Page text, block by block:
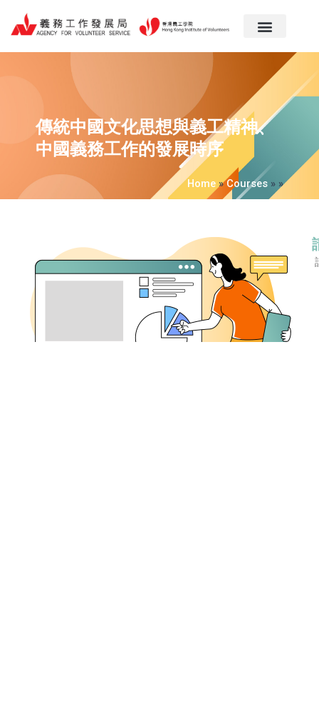
傳統中國文化思想與義工精神、
中國義務工作的發展時序
Home »Courses » »